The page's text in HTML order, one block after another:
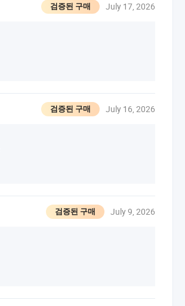
검증된 구매 July 17, 2026
검증된 구매 July 16, 2026
검증된 구매 July 9, 2026